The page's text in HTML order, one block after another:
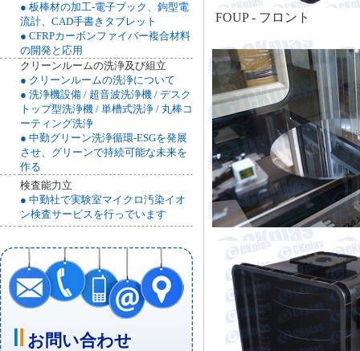
● 板棒材の加工-電子ブック、鉤型電
流計、CAD手書きタブレット
● CFRPカーボンファイバー複合材料
の開発と応用
クリーンルームの洗浄及び組立
● クリーンルームの洗浄について
● 洗浄機設備 / 超音波洗浄機 / デスク
トップ型洗浄機 / 単槽式洗浄 / 丸棒コ
ーティング洗浄
● 中勤グリーン洗浄循環-ESGを発展
させ、グリーンで持続可能な未来を
作る
検査能力立
● 中勤社で実験室マイクロ汚染イオ
ン検査サービスを行っでいます
お問い合わせ
FOUP - フロント